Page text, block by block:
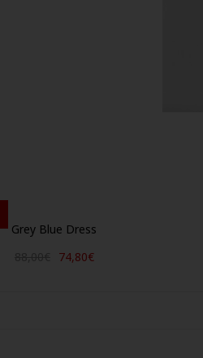
Grey Blue Dress
74,80€